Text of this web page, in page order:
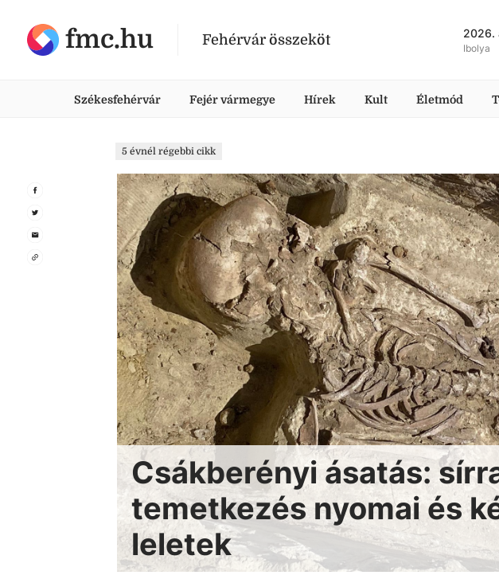
fmc.hu Fehérvár összeköt 2026.
Ibolya
Székesfehérvár Fejér vármegye Hírek Kult Életmód
5 évnél régebbi cikk
Csákberényi ásatás:
temetkezés nyomai és
leletek